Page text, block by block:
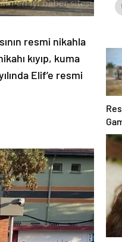
resmi nikahla
kıyıp, kuma
Elif’e resmi